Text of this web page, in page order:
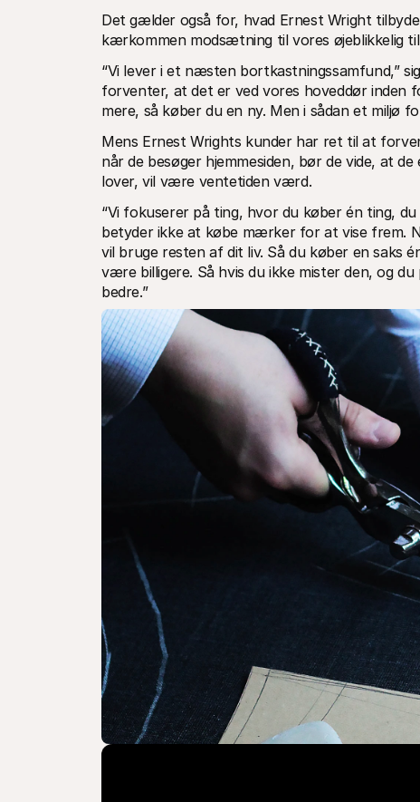
Det gælder også for, hvad Ernest Wright
kærkommen modsætning til vores øjeblikkelig
“Vi lever i et næsten bortkastningssamfund,”
forventer, at det er ved vores hoveddør inden
mere, så køber du en ny. Men i sådan et miljø
Mens Ernest Wrights kunder har ret til at
når de besøger hjemmesiden, bør de vide, at
lover, vil være ventetiden værd.
“Vi fokuserer på ting, hvor du køber én ting,
betyder ikke at købe mærker for at vise frem.
vil bruge resten af dit liv. Så du køber en saks
være billigere. Så hvis du ikke mister den, og
bedre.”